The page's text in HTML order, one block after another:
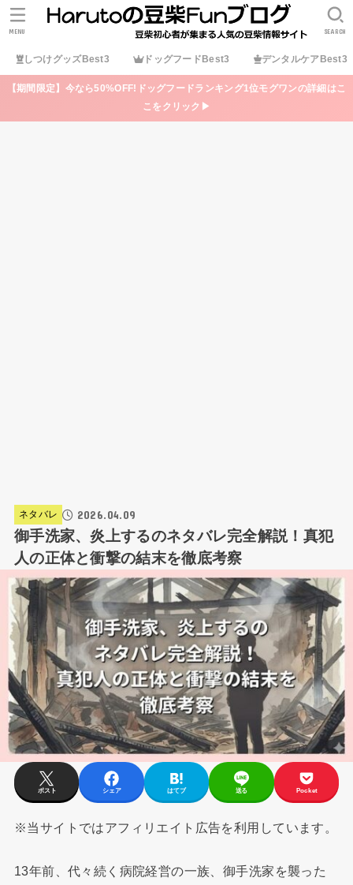
しつけグッズBest3 ドッグフードBest3 デンタルケアBest3
SEARCH
MENU
【期間限定】今なら50%OFF!ドッグフードランキング1位モグワンの詳細はこ
こをクリック▶
ネタバレ 2026.04.09
御手洗家、炎上するのネタバレ完全解説！真犯
人の正体と衝撃の結末を徹底考察
ポスト シェア はてブ 送る Pocket
※当サイトではアフィリエイト広告を利用しています。
13年前、代々続く病院経営の一族、御手洗家を襲った